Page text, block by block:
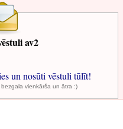
av2
un nosūti vēstuli tūlīt!
vienkārša un ātra :)